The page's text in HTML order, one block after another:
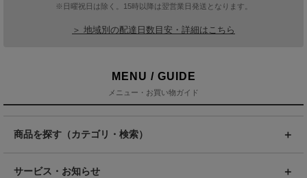
※日曜祝日は除く。15時以降は翌営業日発送となります。
＞ 地域別の配達日数目安・詳細はこちら
MENU / GUIDE
メニュー・お買い物ガイド
商品を探す（カテゴリ・検索）
サービス・お知らせ